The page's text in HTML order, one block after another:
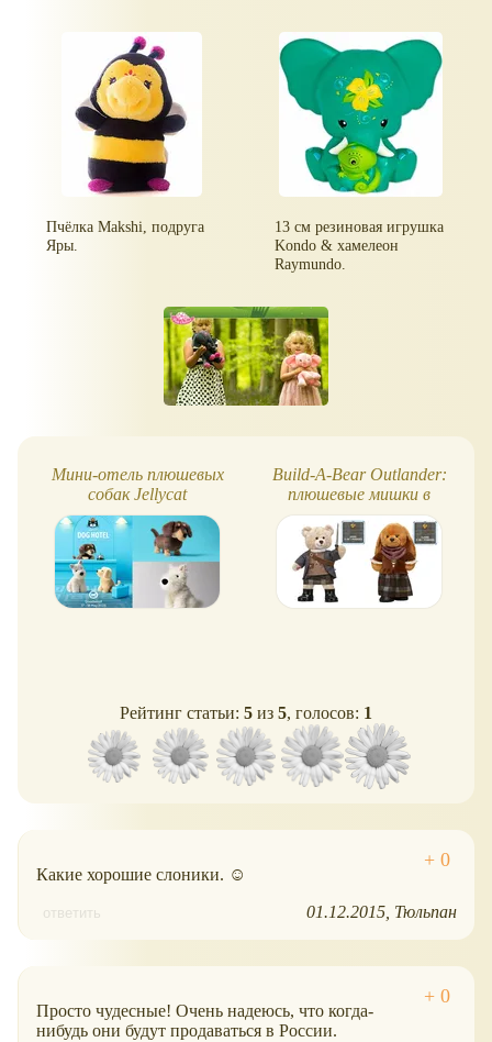
Пчёлка Makshi, подруга
Яры.
13 см резиновая игрушка
Kondo & хамелеон
Raymundo.
Мини-отель плюшевых
собак Jellycat
Build-A-Bear Outlander:
плюшевые мишки в
образах героев сериала
Рейтинг статьи: 5 из 5, голосов: 1
Какие хорошие слоники. ☺
ответить 01.12.2015 Тюльпан
Просто чудесные! Очень надеюсь, что когда-
нибудь они будут продаваться в России.